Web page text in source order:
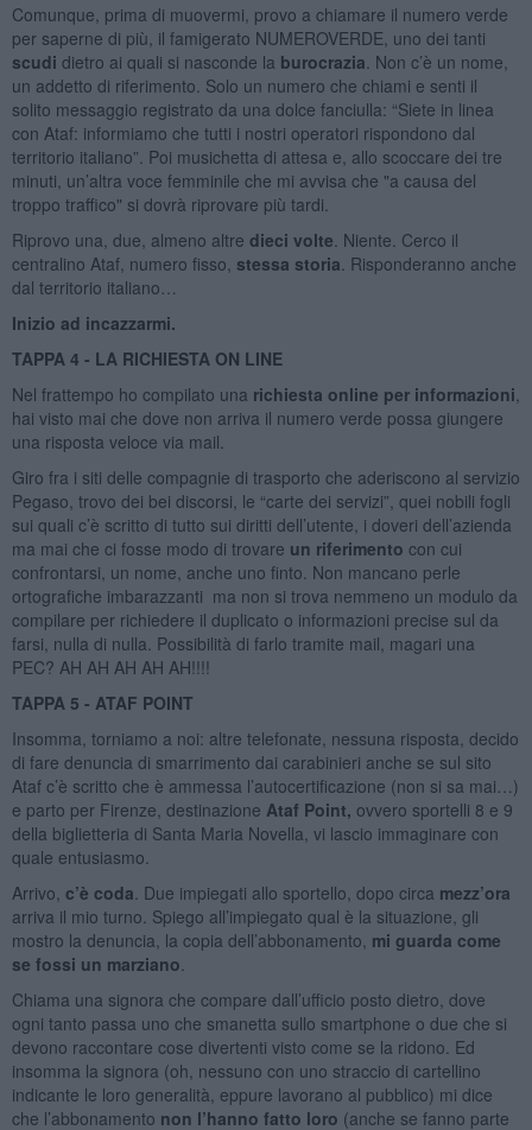
Comunque, prima di muovermi, provo a chiamare il numero verde
per saperne di più, il famigerato NUMEROVERDE, uno dei tanti
scudi dietro ai quali si nasconde la burocrazia . Non c’è un nome,
un addetto di riferimento. Solo un numero che chiami e senti il
solito messaggio registrato da una dolce fanciulla: “Siete in linea
con Ataf: informiamo che tutti i nostri operatori rispondono dal
territorio italiano”. Poi musichetta di attesa e, allo scoccare dei tre
minuti, un’altra voce femminile che mi avvisa che "a causa del
troppo traffico" si dovrà riprovare più tardi.
Riprovo una, due, almeno altre dieci volte . Niente. Cerco il
centralino Ataf, numero fisso, stessa storia . Risponderanno anche
dal territorio italiano…
Inizio ad incazzarmi.
TAPPA 4 - LA RICHIESTA ON LINE
Nel frattempo ho compilato una richiesta online per informazioni
hai visto mai che dove non arriva il numero verde possa giungere
una risposta veloce via mail.
Giro fra i siti delle compagnie di trasporto che aderiscono al servizio
Pegaso, trovo dei bei discorsi, le “carte dei servizi”, quei nobili fogli
sui quali c’è scritto di tutto sui diritti dell’utente, i doveri dell’azienda
ma mai che ci fosse modo di trovare un riferimento con cui
confrontarsi, un nome, anche uno finto. Non mancano perle
ortografiche imbarazzanti ma non si trova nemmeno un modulo da
compilare per richiedere il duplicato o informazioni precise sul da
farsi, nulla di nulla. Possibilità di farlo tramite mail, magari una
PEC? AH AH AH AH AH!!!!
TAPPA 5 - ATAF POINT
Insomma, torniamo a noi: altre telefonate, nessuna risposta, decido
di fare denuncia di smarrimento dai carabinieri anche se sul sito
Ataf c’è scritto che è ammessa l’autocertificazione (non si sa mai…)
e parto per Firenze, destinazione Ataf Point, ovvero sportelli 8 e 9
della biglietteria di Santa Maria Novella, vi lascio immaginare con
quale entusiasmo.
Arrivo, c’è coda . Due impiegati allo sportello, dopo circa mezz’ora
arriva il mio turno. Spiego all’impiegato qual è la situazione, gli
mostro la denuncia, la copia dell’abbonamento, mi guarda come
se fossi un marziano
Chiama una signora che compare dall’ufficio posto dietro, dove
ogni tanto passa uno che smanetta sullo smartphone o due che si
devono raccontare cose divertenti visto come se la ridono. Ed
insomma la signora (oh, nessuno con uno straccio di cartellino
indicante le loro generalità, eppure lavorano al pubblico) mi dice
che l’abbonamento non l’hanno fatto loro (anche se fanno parte